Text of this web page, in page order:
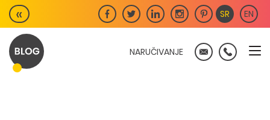
Skip
to
content
« SR EN
NARUČIVANJE